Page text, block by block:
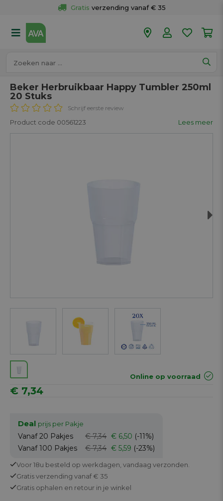
Gratis verzending vanaf € 35
50 winkels
Beker Herbruikbaar Happy Tumbler 250ml
20 Stuks
Schrijf eerste review
Product code 00561223 Lees meer
Online op voorraad
€ 7,34
Deal prijs per Pakje
Vanaf 20 Pakjes € 7,34 € 6,50 (-11%)
Vanaf 100 Pakjes € 7,34 € 5,59 (-23%)
Voor 18u besteld op werkdagen, vandaag verzonden.
Gratisverzending vanaf € 35
Gratis ophalen en retour in je winkel